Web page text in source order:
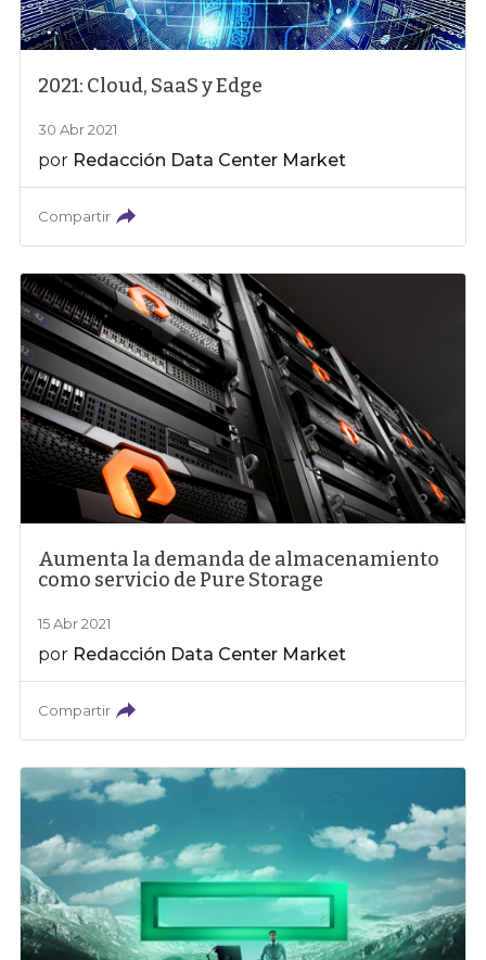
2021: Cloud, SaaS y Edge
30 Abr 2021
por Redacción Data Center Market
Compartir
Aumenta la demanda de almacenamiento
como servicio de Pure Storage
15 Abr 2021
por Redacción Data Center Market
Compartir